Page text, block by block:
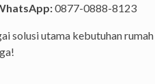
0877-0888-8123
solusi utama kebutuhan